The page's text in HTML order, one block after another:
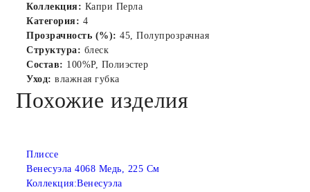
Коллекция: Капри Перла
Категория: 4
Прозрачность (%): 45, Полупрозрачная
Структура: блеск
Состав: 100%P, Полиэстер
Уход: влажная губка
Похожие изделия
Плиссе
Венесуэла 4068 Медь, 225 См
Коллекция:Венесуэла